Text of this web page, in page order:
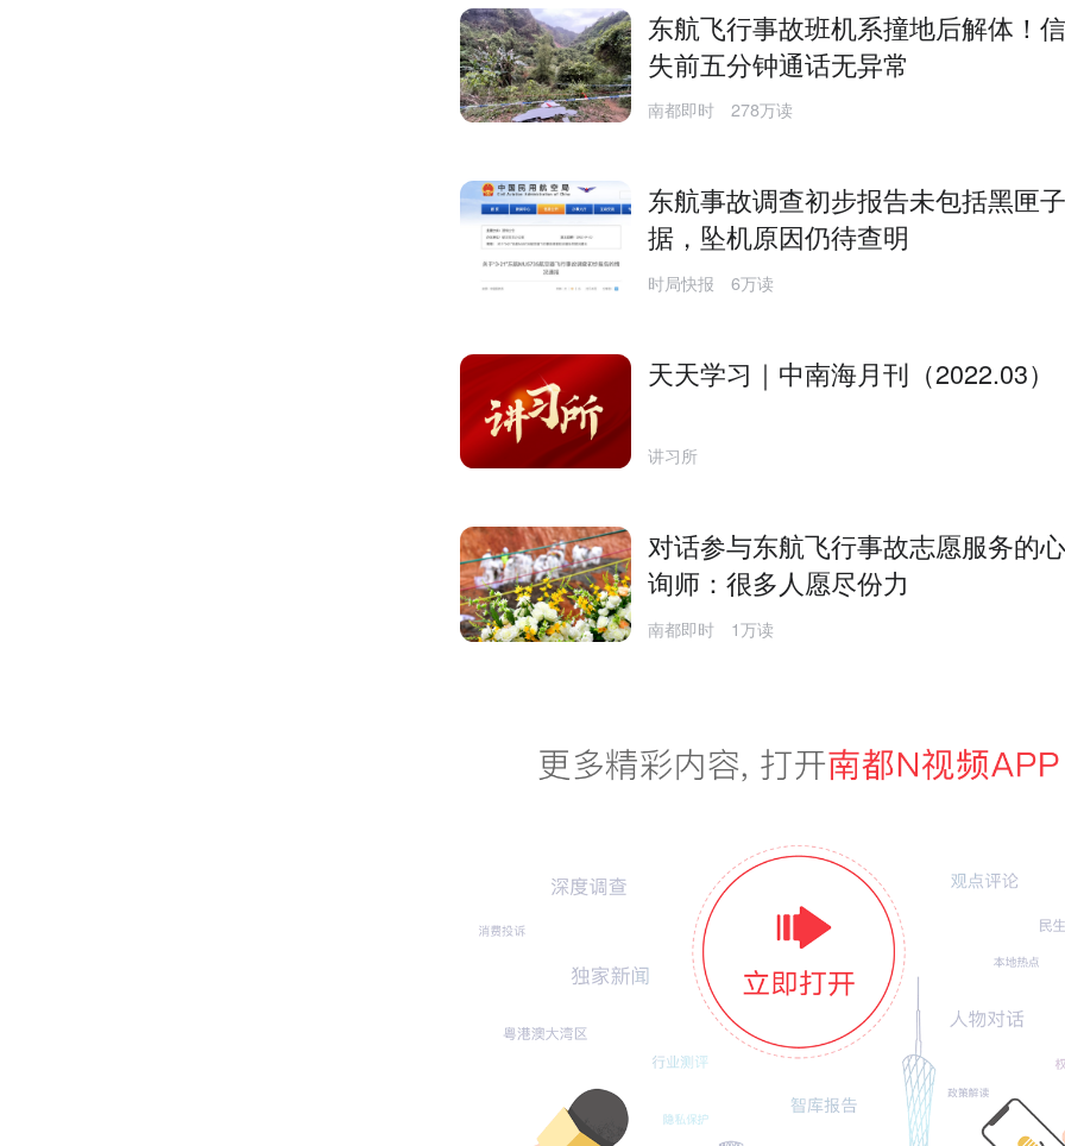
东航飞行事故班机系撞地后解体！
失前五分钟通话无异常
南都即时 278万读
东航事故调查初步报告未包括黑匣
据，坠机原因仍待查明
时局快报 6万读
天天学习｜中南海月刊（2022.03）
讲习所
对话参与东航飞行事故志愿服务的
询师：很多人愿尽份力
南都即时 1万读